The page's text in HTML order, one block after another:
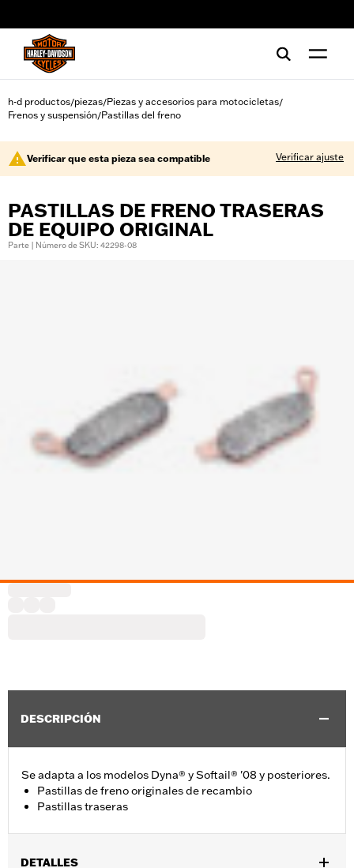
h-d productos/piezas/Piezas y accesorios para motocicletas/
Frenos y suspensión/Pastillas del freno
Verificar que esta pieza sea compatible Verificar ajuste
PASTILLAS DE FRENO TRASERAS
DE EQUIPO ORIGINAL
Parte | Número de SKU: 42298-08
DESCRIPCIÓN
Se adapta a los modelos Dyna® y Softail® '08 y posteriores.
Pastillas de freno originales de recambio
Pastillas traseras
DETALLES